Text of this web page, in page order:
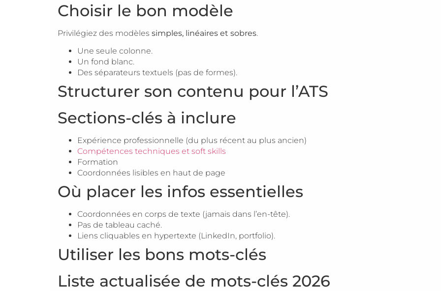
Choisir le bon modèle
Privilégiez des modèles simples, linéaires et sobres.
Une seule colonne.
Un fond blanc.
Des séparateurs textuels (pas de formes).
Structurer son contenu pour l’ATS
Sections-clés à inclure
Expérience professionnelle (du plus récent au plus ancien)
Compétences techniques et soft skills
Formation
Coordonnées lisibles en haut de page
Où placer les infos essentielles
Coordonnées en corps de texte (jamais dans l’en-tête).
Pas de tableau caché.
Liens cliquables en hypertexte (LinkedIn, portfolio).
Utiliser les bons mots-clés
Liste actualisée de mots-clés 2026